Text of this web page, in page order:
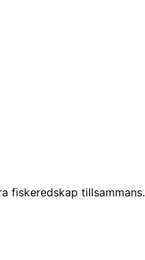
fiskeredskap tillsammans.